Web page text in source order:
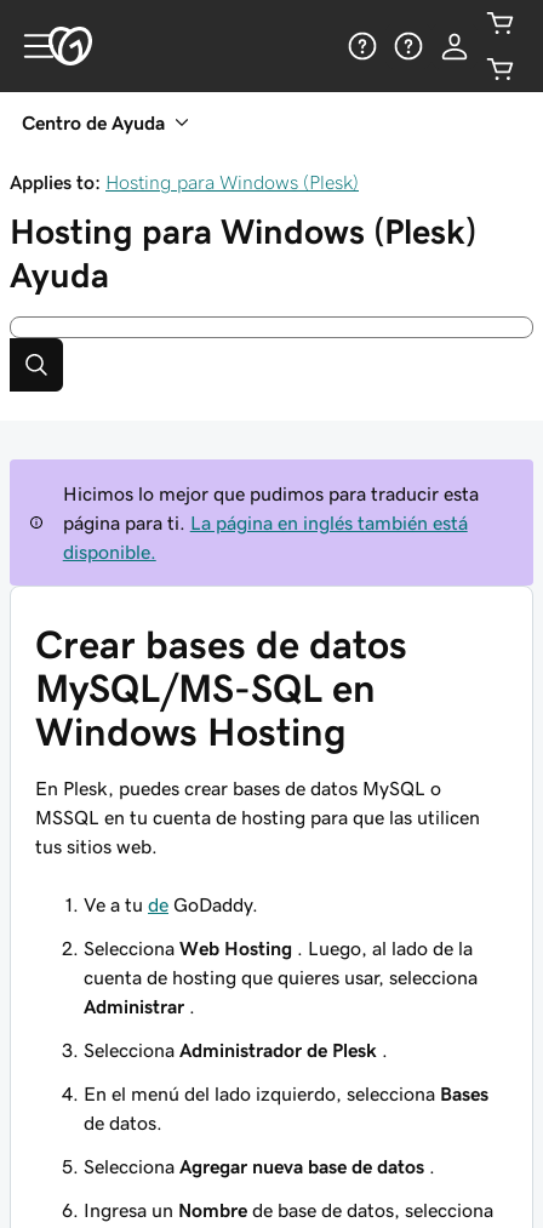
Centro de Ayuda
Applies to: Hosting para Windows (Plesk)
Hosting para Windows (Plesk)
Ayuda
Hicimos lo mejor que pudimos para traducir esta
página para ti.
La página en inglés también está
disponible.
Crear bases de datos
MySQL/MS-SQL en
Windows Hosting
En Plesk, puedes crear bases de datos MySQL o
MSSQL en tu cuenta de hosting para que las utilicen
tus sitios web.
Ve a tu de GoDaddy.
Selecciona Web Hosting . Luego, al lado de la
cuenta de hosting que quieres usar, selecciona
Administrar
Selecciona Administrador de Plesk
En el menú del lado izquierdo, selecciona Bases
de datos.
Selecciona Agregar nueva base de datos
Ingresa un Nombre de base de datos, selecciona